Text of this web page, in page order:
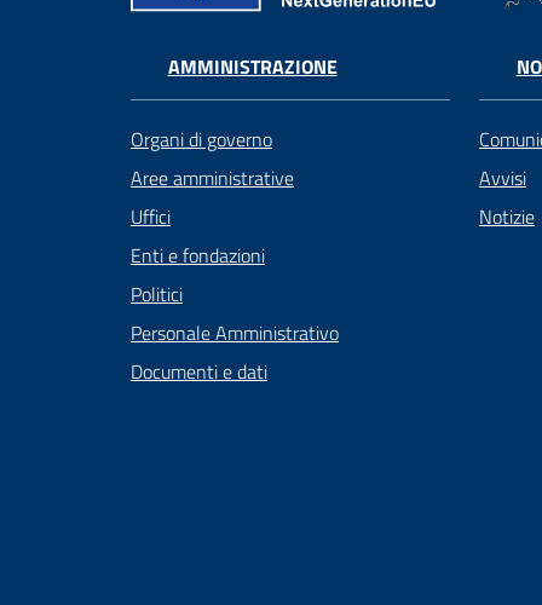
AMMINISTRAZIONE
Organi di governo
Aree amministrative
Uffici
Enti e fondazioni
Politici
Personale Amministrativo
Documenti e dati
Avvisi
Notizie